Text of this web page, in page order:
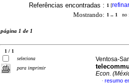
Referências encontradas : 1 [refinar
Mostrando: 1 .. 1 no
página 1 de 1
1 / 1
seleciona
para imprimir
Ventosa-
Econ.
· resumo